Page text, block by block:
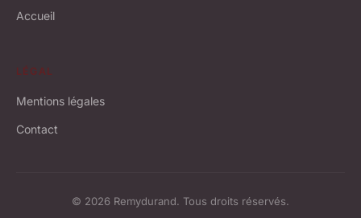
Accueil
LÉGAL
Mentions légales
Contact
© 2026 Remydurand. Tous droits réservés.